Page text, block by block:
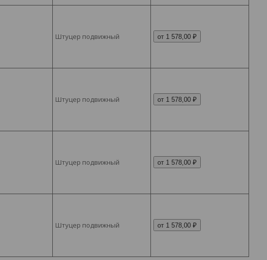
Штуцер подвижный от 1 578,00 ₽
Штуцер подвижный от 1 578,00 ₽
Штуцер подвижный от 1 578,00 ₽
Штуцер подвижный от 1 578,00 ₽